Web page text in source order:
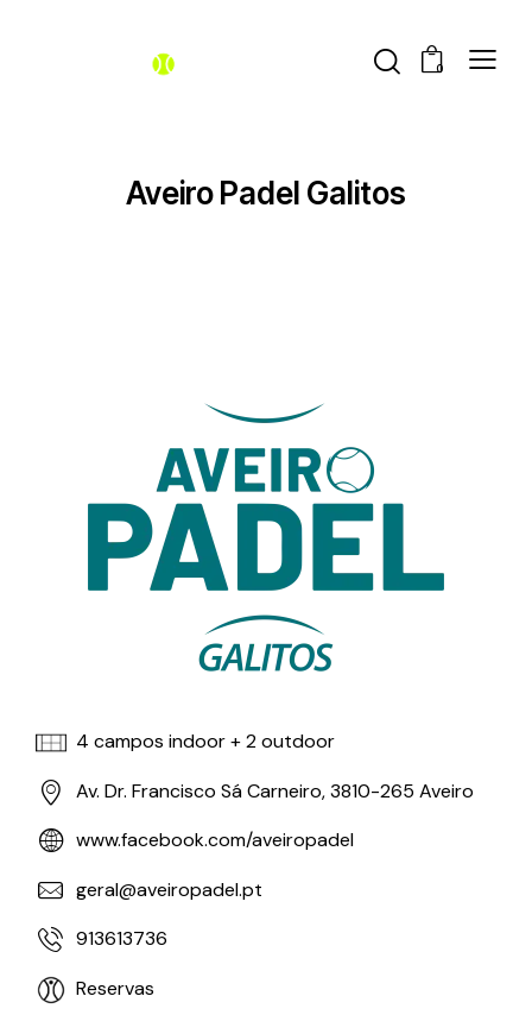
0
Aveiro Padel Galitos
4 campos indoor + 2 outdoor
Av. Dr. Francisco Sá Carneiro, 3810-265 Aveiro
www.facebook.com/aveiropadel
geral@aveiropadel.pt
913613736
Reservas